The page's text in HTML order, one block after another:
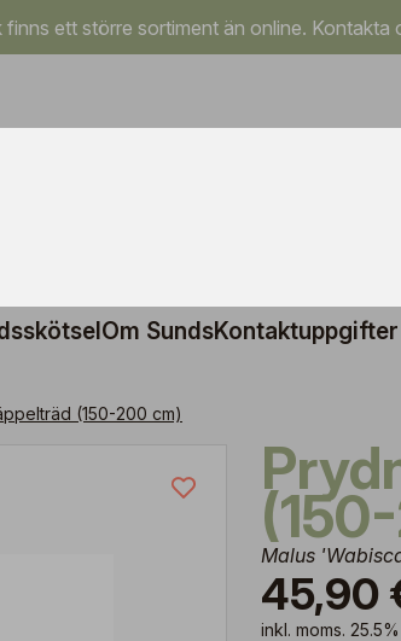
finns ett större sortiment än online. Kontakta
Om SundsKontaktuppgifter
(150-200 cm)
Prydnadsäppelträd
Malus
45,90
inkl. moms. 25.5%